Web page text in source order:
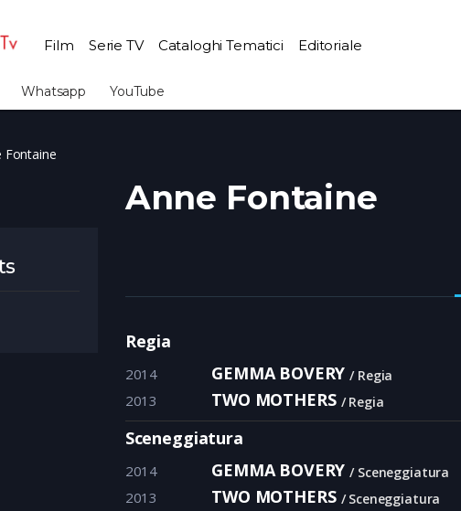
Film Serie TV Cataloghi Tematici Editoriale
Whatsapp YouTube
Fontaine
Anne Fontaine
Regia
2014 GEMMA BOVERY Regia
2013 TWO MOTHERS Regia
Sceneggiatura
2014 GEMMA BOVERY Sceneggiatura
2013 TWO MOTHERS Sceneggiatura